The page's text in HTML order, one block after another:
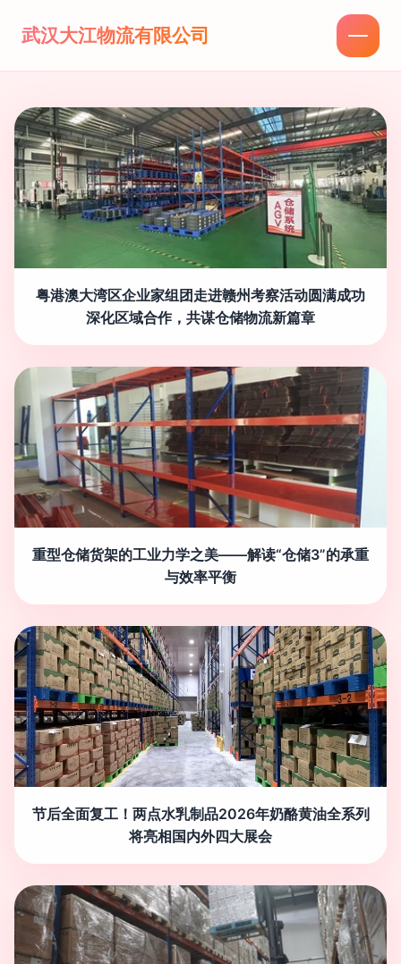
武汉大江物流有限公司
粤港澳大湾区企业家组团走进赣州考察活动圆满成功
深化区域合作，共谋仓储物流新篇章
重型仓储货架的工业力学之美——解读“仓储3”的承重
与效率平衡
节后全面复工！两点水乳制品2026年奶酪黄油全系列
将亮相国内外四大展会